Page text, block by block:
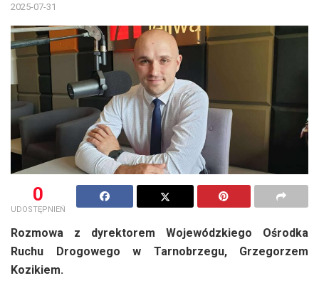
2025-07-31
0
UDOSTĘPNIEŃ
Rozmowa z dyrektorem Wojewódzkiego Ośrodka
Ruchu Drogowego w Tarnobrzegu, Grzegorzem
Kozikiem.